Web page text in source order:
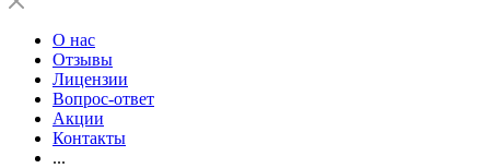
О нас
Отзывы
Лицензии
Вопрос-ответ
Акции
Контакты
...